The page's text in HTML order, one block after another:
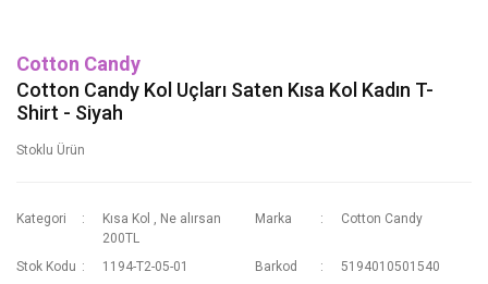
Cotton Candy
Cotton Candy Kol Uçları Saten Kısa Kol Kadın T-
Shirt - Siyah
Stoklu Ürün
Kategori Kısa Kol , Ne alırsan
200TL
Marka Cotton Candy
Stok Kodu 1194-T2-05-01 Barkod 5194010501540